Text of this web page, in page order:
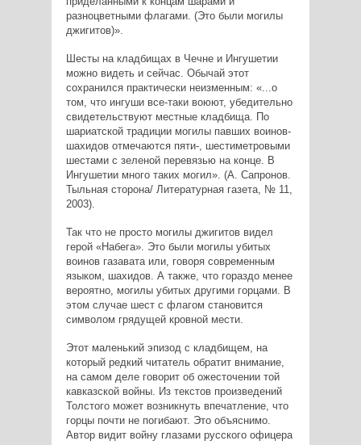
разноцветными флагами. (Это были могилы
джигитов)».
Шесты на кладбищах в Чечне и Ингушетии
можно видеть и сейчас. Обычай этот
сохранился практически неизменным: «...о
том, что ингуши все-таки воюют, убедительно
свидетельствуют местные кладбища. По
шариатской традиции могилы павших воинов-
шахидов отмечаются пяти-, шестиметровыми
шестами с зеленой перевязью на конце. В
Ингушетии много таких могил». (А. Сапронов.
Тыльная сторона/ Литературная газета, № 11,
2003).
Так что не просто могилы джигитов видел
герой «Набега». Это были могилы убитых
воинов газавата или, говоря современным
языком, шахидов. А также, что гораздо менее
вероятно, могилы убитых другими горцами. В
этом случае шест с флагом становится
символом грядущей кровной мести.
Этот маленький эпизод с кладбищем, на
который редкий читатель обратит внимание,
на самом деле говорит об ожесточении той
кавказской войны. Из текстов произведений
Толстого может возникнуть впечатление, что
горцы почти не погибают. Это объяснимо.
Автор видит войну глазами русского офицера